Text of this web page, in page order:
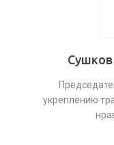
укреплению